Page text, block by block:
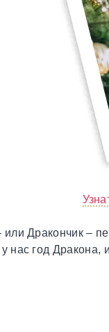
или Дракончик –
нас год Дракона,